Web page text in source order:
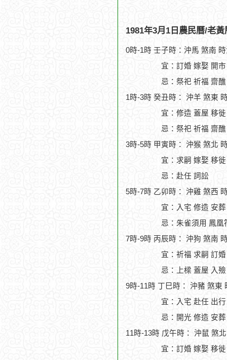
1981年3月1日農民曆/老
0時-1時 壬子時：沖馬 煞南
宜：訂婚 嫁娶 開
忌：祭祀 祈福 齋
1時-3時 癸丑時： 沖羊 煞東
宜：修造 蓋屋 移
忌：祭祀 祈福 齋
3時-5時 甲寅時： 沖猴 煞北
宜：求嗣 嫁娶 移
忌：赴任 詞訟
5時-7時 乙卯時： 沖雞 煞西
宜：入宅 修造 安
忌：朱雀須用 鳳凰
7時-9時 丙辰時： 沖狗 煞南
宜：祈福 求嗣 訂
忌：上樑 蓋屋 入殮
9時-11時 丁巳時： 沖豬 煞東
宜：入宅 赴任 出
忌：開光 修造 安葬
11時-13時 戊午時： 沖鼠 煞
宜：訂婚 嫁娶 移